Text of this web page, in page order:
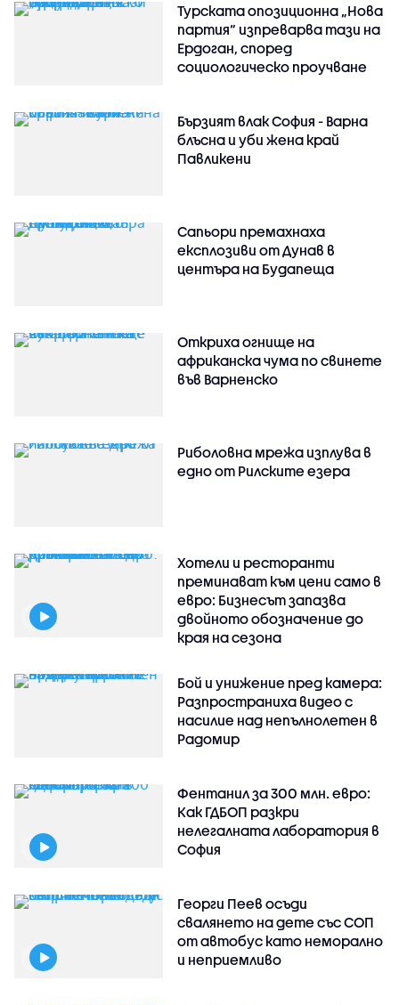
Турската опозиционна „Нова
партия“ изпреварва тази на
Ердоган, според
социологическо проучване
Бързият влак София - Варна
блъсна и уби жена край
Павликени
Сапьори премахнаха
експлозиви от Дунав в
центъра на Будапеща
Откриха огнище на
африканска чума по свинете
във Варненско
Риболовна мрежа изплува в
едно от Рилските езера
Хотели и ресторанти
преминават към цени само в
евро: Бизнесът запазва
двойното обозначение до
края на сезона
Бой и унижение пред камера:
Разпространиха видео с
насилие над непълнолетен в
Радомир
Фентанил за 300 млн. евро:
Как ГДБОП разкри
нелегалната лаборатория в
София
Георги Пеев осъди
свалянето на дете със СОП
от автобус като неморално
и неприемливо